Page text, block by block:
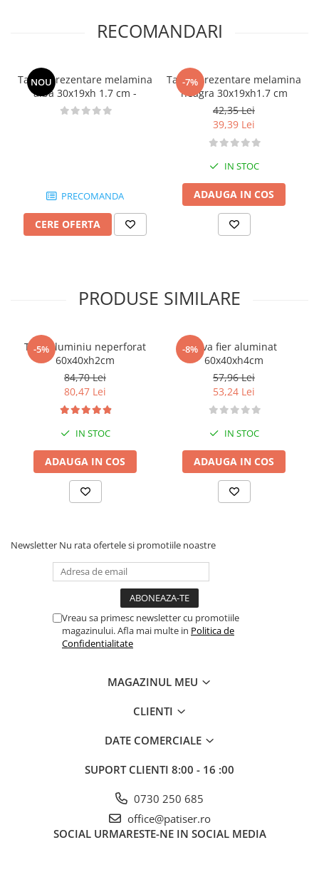
RECOMANDARI
NOU
Tavita prezentare melamina
alba 30x19xh 1.7 cm -
PRECOMANDA
CERE OFERTA
-7%
Tavita prezentare melamina
neagra 30x19xh1.7 cm
42,35 Lei
39,39 Lei
IN STOC
ADAUGA IN COS
PRODUSE SIMILARE
-5%
Tava aluminiu neperforat
60x40xh2cm
84,70 Lei
80,47 Lei
IN STOC
ADAUGA IN COS
-8%Tava fier aluminat
60x40xh4cm
57,96 Lei
53,24 Lei
IN STOC
ADAUGA IN COS
Newsletter Nu rata ofertele si promotiile noastre
Vreau sa primesc newsletter cu promotiile
magazinului. Afla mai multe in Politica de
Confidentialitate
MAGAZINUL MEU
CLIENTI
DATE COMERCIALE
SUPORT CLIENTI 8:00 - 16 :00
0730 250 685
office@patiser.ro
SOCIAL URMARESTE-NE IN SOCIAL MEDIA